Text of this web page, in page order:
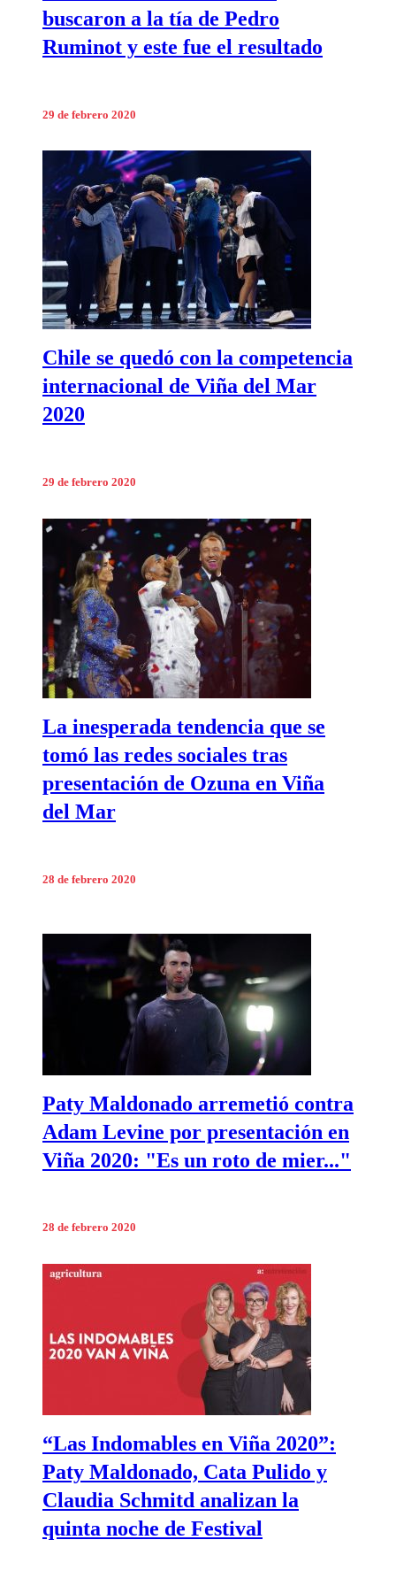
buscaron a la tía de Pedro
Ruminot y este fue el resultado
29 de febrero 2020
Chile se quedó con la competencia
internacional de Viña del Mar
2020
29 de febrero 2020
La inesperada tendencia que se
tomó las redes sociales tras
presentación de Ozuna en Viña
del Mar
28 de febrero 2020
Paty Maldonado arremetió contra
Adam Levine por presentación en
Viña 2020: "Es un roto de mier..."
28 de febrero 2020
“Las Indomables en Viña 2020”:
Paty Maldonado, Cata Pulido y
Claudia Schmitd analizan la
quinta noche de Festival